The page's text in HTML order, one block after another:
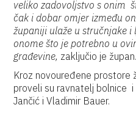
veliko zadovoljstvo s onim
čak i dobar omjer između
županiji ulaže u stručnjake
onome što je potrebno u
građevine, zaključio je župan.
Kroz novouređene prostore
proveli su ravnatelj bolnice
Jančić i Vladimir Bauer.